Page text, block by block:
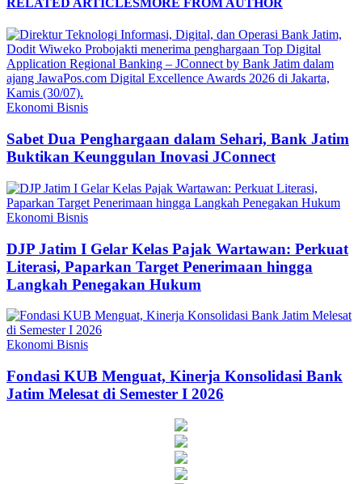
RELATED ARTICLESMORE FROM AUTHOR
Ekonomi Bisnis
Sabet Dua Penghargaan dalam Sehari, Bank Jatim
Buktikan Keunggulan Inovasi JConnect
Ekonomi Bisnis
DJP Jatim I Gelar Kelas Pajak Wartawan: Perkuat
Literasi, Paparkan Target Penerimaan hingga
Langkah Penegakan Hukum
Ekonomi Bisnis
Fondasi KUB Menguat, Kinerja Konsolidasi Bank
Jatim Melesat di Semester I 2026